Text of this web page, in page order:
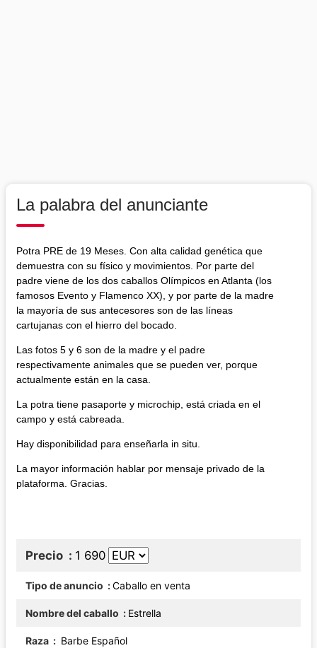
La palabra del anunciante
Potra PRE de 19 Meses. Con alta calidad genética que
demuestra con su físico y movimientos. Por parte del
padre viene de los dos caballos Olímpicos en Atlanta (los
famosos Evento y Flamenco XX), y por parte de la madre
la mayoría de sus antecesores son de las líneas
cartujanas con el hierro del bocado.
Las fotos 5 y 6 son de la madre y el padre
respectivamente animales que se pueden ver, porque
actualmente están en la casa.
La potra tiene pasaporte y microchip, está criada en el
campo y está cabreada.
Hay disponibilidad para enseñarla in situ.
La mayor información hablar por mensaje privado de la
plataforma. Gracias.
Precio 1 690
Tipo de anuncio Caballo en venta
Nombre del caballo Estrella
Raza Barbe Español